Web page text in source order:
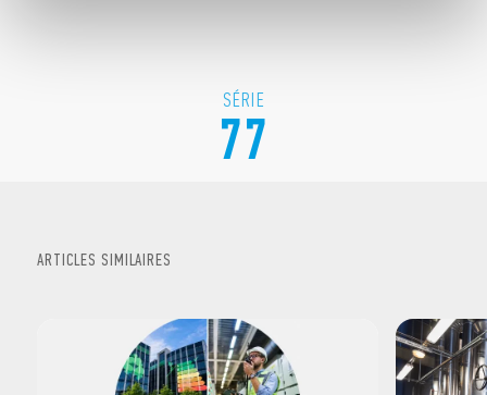
SÉRIE
77
ARTICLES SIMILAIRES